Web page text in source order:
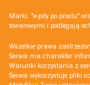
Marki: "e-pity po prostu"
towarowymi i podlegają
Wszelkie prawa
Serwis ma charakter
Warunki korzystania z
Serwis wykorzystuje pliki